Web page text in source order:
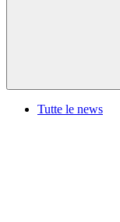
Tutte le news